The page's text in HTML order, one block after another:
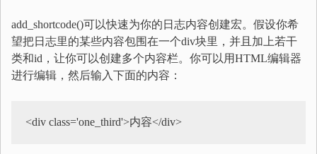
add_shortcode()可以快速为你的日志内容创建宏。假设你希
望把日志里的某些内容包围在一个div块里，并且加上若干
类和id，让你可以创建多个内容栏。你可以用HTML编辑器
进行编辑，然后输入下面的内容：
<div class='one_third'>内容</div>